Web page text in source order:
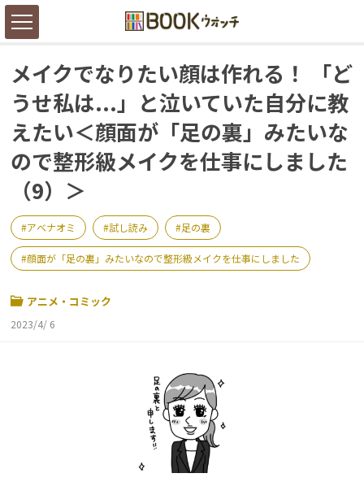
メイクでなりたい顔は作れる！ 「ど
うせ私は...」と泣いていた自分に教
えたい＜顔面が「足の裏」みたいな
ので整形級メイクを仕事にしました
（9）＞
アベナオミ 試し読み 足の裏
顔面が「足の裏」みたいなので整形級メイクを仕事にしました
アニメ・コミック
2023/4/ 6